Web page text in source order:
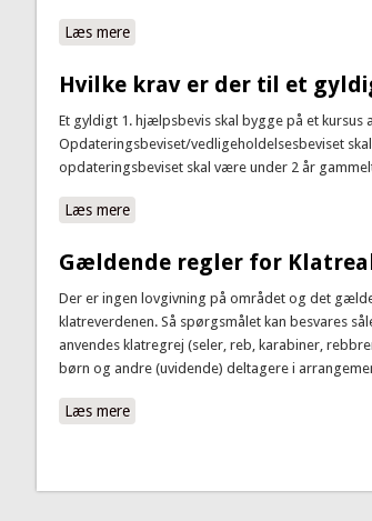
Læs mereom Behøver man at indsende 1. hj.
Hvilke krav er der til et
Et gyldigt 1. hjælpsbevis skal bygge på et
Opdateringsbeviset/vedligeholdelsesbeviset
opdateringsbeviset skal være under 2 år
Læs mereom Hvilke krav er der til et gyldigt
Gældende regler for
Der er ingen lovgivning på området og det
klatreverdenen. Så spørgsmålet kan besvares
anvendes klatregrej (seler, reb, karabiner,
børn og andre (uvidende) deltagere i
Læs mereom Gældende regler for